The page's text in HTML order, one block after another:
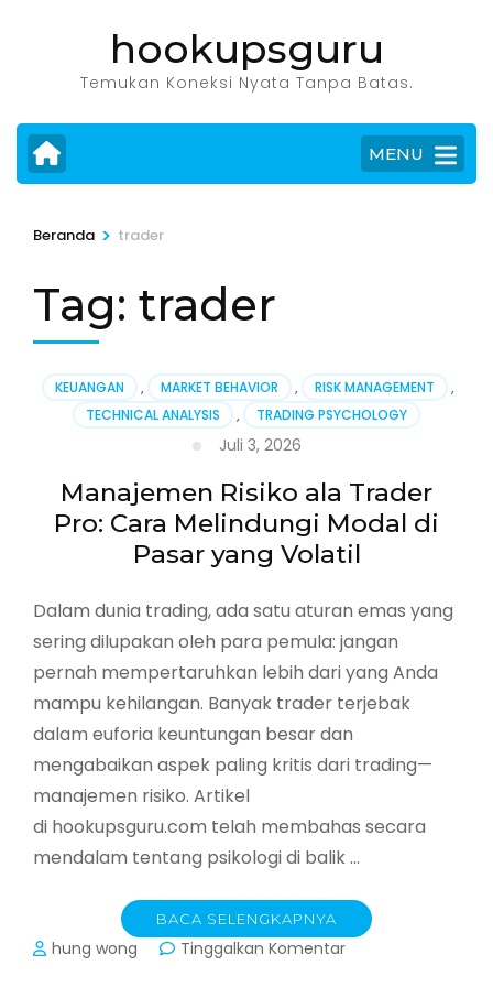
Enter)
hookupsguru
Temukan Koneksi Nyata Tanpa Batas.
MENU
Beranda > trader
Tag: trader
KEUANGAN , MARKET BEHAVIOR , RISK MANAGEMENT
,
TECHNICAL ANALYSIS
, TRADING PSYCHOLOGY
Juli 3, 2026
Manajemen Risiko ala Trader
Pro: Cara Melindungi Modal di
Pasar yang Volatil
Dalam dunia trading, ada satu aturan emas yang
sering dilupakan oleh para pemula: jangan
pernah mempertaruhkan lebih dari yang Anda
mampu kehilangan. Banyak trader terjebak
dalam euforia keuntungan besar dan
mengabaikan aspek paling kritis dari trading—
manajemen risiko. Artikel
di hookupsguru.com telah membahas secara
mendalam tentang psikologi di balik …
BACA SELENGKAPNYA
hung wong Tinggalkan Komentarpada